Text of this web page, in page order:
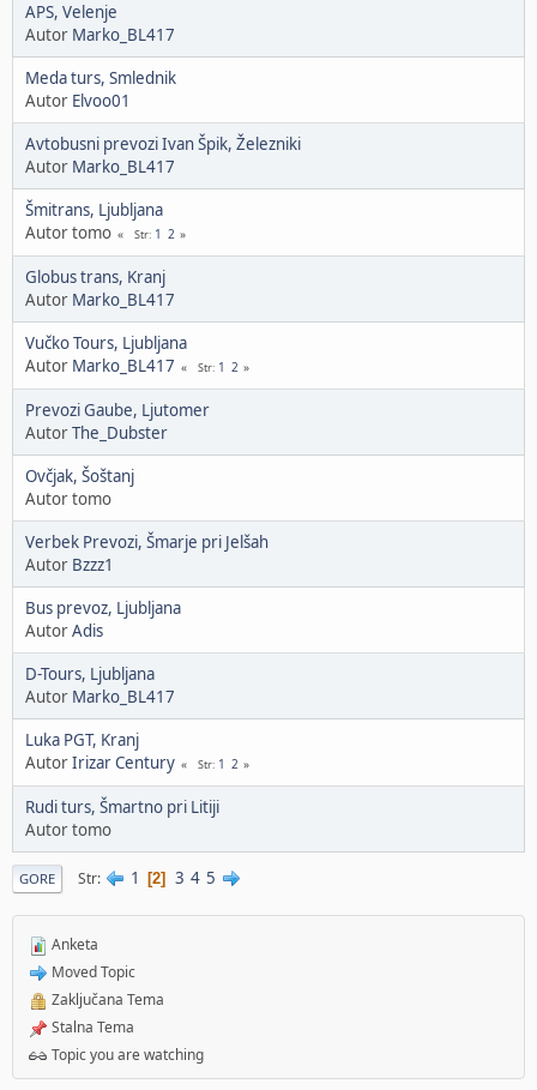
APS, Velenje
Autor Marko_BL417
Meda turs, Smlednik
Autor Elvoo01
Avtobusni prevozi Ivan Špik, Železniki
Autor Marko_BL417
Šmitrans, Ljubljana
Autor tomo
Str 1 2
Globus trans, Kranj
Autor Marko_BL417
Vučko Tours, Ljubljana
Autor Marko_BL417 Str 1 2
Prevozi Gaube, Ljutomer
AutorThe_Dubster
Ovčjak, Šoštanj
Autor tomo
Verbek Prevozi, Šmarje pri Jelšah
Autor Bzzz1
Bus prevoz, Ljubljana
AutorAdis
D-Tours, Ljubljana
Autor Marko_BL417
Luka PGT, Kranj
AutorIrizar Century Str 1 2
Rudi turs, Šmartno pri Litiji
Autor tomo
GORE Str 1 2 3 4 5
Anketa
Moved Topic
Zaključana Tema
Stalna Tema
Topic you are watching